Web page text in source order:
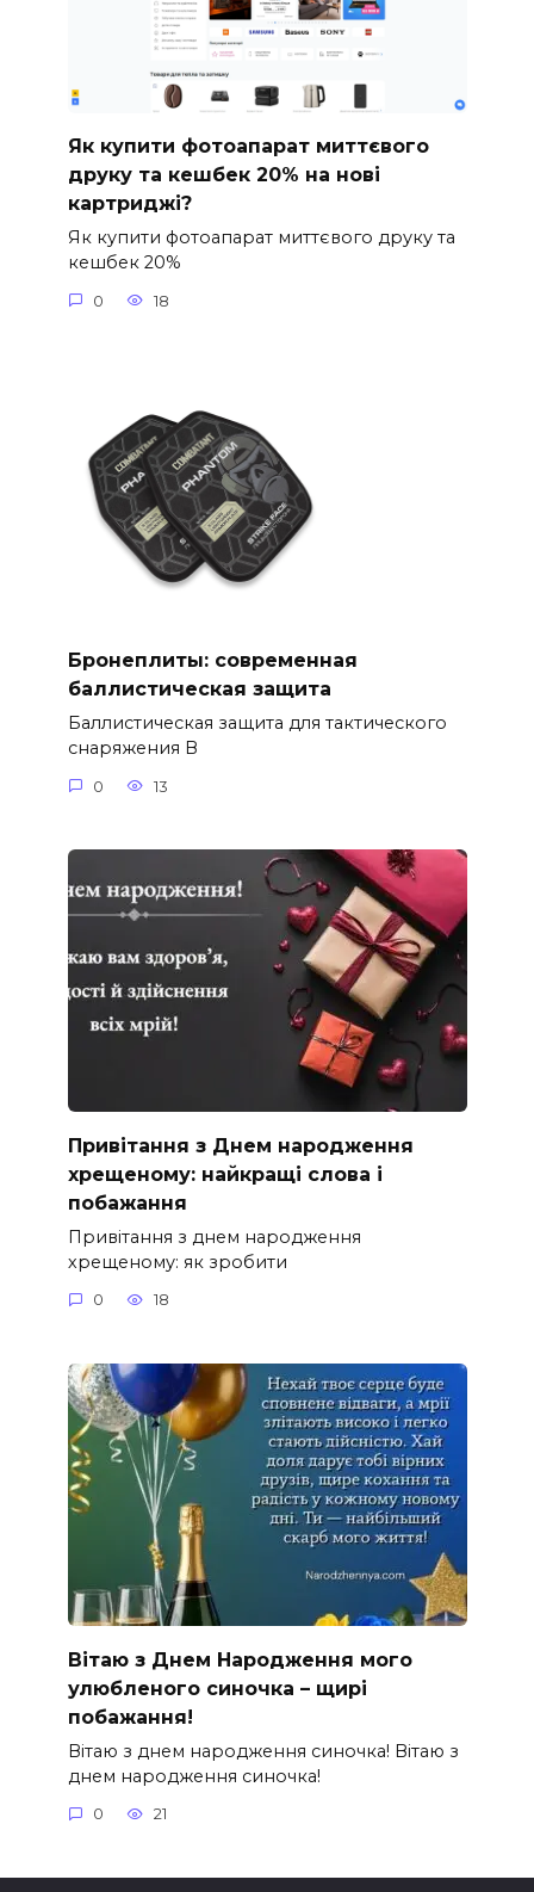
Як купити фотоапарат миттєвого
друку та кешбек 20% на нові
картриджі?
Як купити фотоапарат миттєвого друку та
кешбек 20%
0 18
Бронеплиты: современная
баллистическая защита
Баллистическая защита для тактического
снаряжения В
0 13
Привітання з Днем народження
хрещеному: найкращі слова і
побажання
Привітання з днем народження
хрещеному: як зробити
0 18
Вітаю з Днем Народження мого
улюбленого синочка – щирі
побажання!
Вітаю з днем народження синочка! Вітаю з
днем народження синочка!
0 21